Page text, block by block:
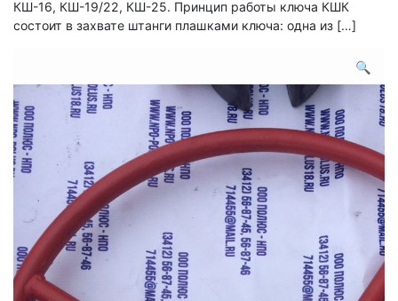
КШ-16, КШ-19/22, КШ-25. Принцип работы ключа КШК
состоит в захвате штанги плашками ключа: одна из […]
🔍